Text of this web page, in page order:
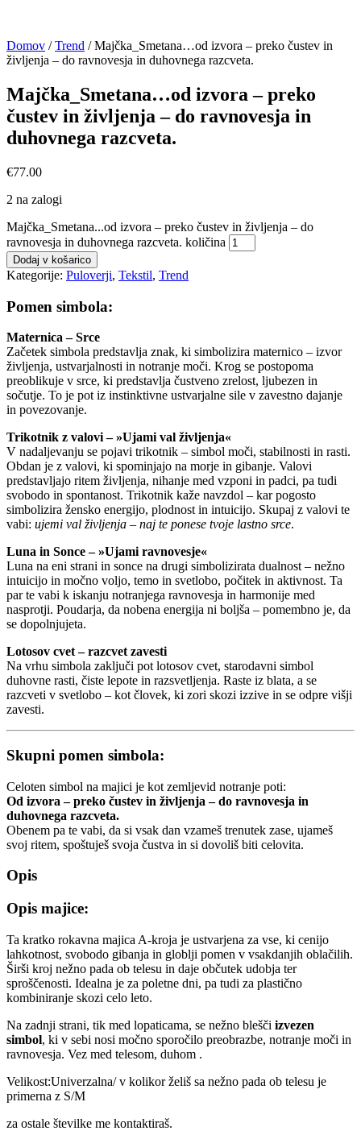
Domov /Trend / Majčka_Smetana…od izvora – preko čustev in
življenja – do ravnovesja in duhovnega razcveta.
Majčka_Smetana…od izvora – preko
čustev in življenja – do ravnovesja in
duhovnega razcveta.
€77.00
2 na zalogi
Majčka_Smetana...od izvora – preko čustev in življenja – do
ravnovesja in duhovnega razcveta. količina
Dodaj v košarico
Kategorije: Puloverji, Tekstil, Trend
Pomen simbola:
Maternica – Srce
Začetek simbola predstavlja znak, ki simbolizira maternico – izvor
življenja, ustvarjalnosti in notranje moči. Krog se postopoma
preoblikuje v srce, ki predstavlja čustveno zrelost, ljubezen in
sočutje. To je pot iz instinktivne ustvarjalne sile v zavestno dajanje
in povezovanje.
Trikotnik z valovi – »Ujami val življenja«
V nadaljevanju se pojavi trikotnik – simbol moči, stabilnosti in rasti.
Obdan je z valovi, ki spominjajo na morje in gibanje. Valovi
predstavljajo ritem življenja, nihanje med vzponi in padci, pa tudi
svobodo in spontanost. Trikotnik kaže navzdol – kar pogosto
simbolizira žensko energijo, plodnost in intuicijo. Skupaj z valovi te
vabi: ujemi val življenja – naj te ponese tvoje lastno srce.
Luna in Sonce – »Ujami ravnovesje«
Luna na eni strani in sonce na drugi simbolizirata dualnost – nežno
intuicijo in močno voljo, temo in svetlobo, počitek in aktivnost. Ta
par te vabi k iskanju notranjega ravnovesja in harmonije med
nasprotji. Poudarja, da nobena energija ni boljša – pomembno je, da
se dopolnjujeta.
Lotosov cvet – razcvet zavesti
Na vrhu simbola zaključi pot lotosov cvet, starodavni simbol
duhovne rasti, čiste lepote in razsvetljenja. Raste iz blata, a se
razcveti v svetlobo – kot človek, ki zori skozi izzive in se odpre višji
zavesti.
Skupni pomen simbola:
Celoten simbol na majici je kot zemljevid notranje poti:
Od izvora – preko čustev in življenja – do ravnovesja in
duhovnega razcveta.
Obenem pa te vabi, da si vsak dan vzameš trenutek zase, ujameš
svoj ritem, spoštuješ svoja čustva in si dovoliš biti celovita.
Opis
Opis majice:
Ta kratko rokavna majica A-kroja je ustvarjena za vse, ki cenijo
lahkotnost, svobodo gibanja in globlji pomen v vsakdanjih oblačilih.
Širši kroj nežno pada ob telesu in daje občutek udobja ter
sproščenosti. Idealna je za poletne dni, pa tudi za plastično
kombiniranje skozi celo leto.
Na zadnji strani, tik med lopaticama, se nežno blešči izvezen
simbol, ki v sebi nosi močno sporočilo preobrazbe, notranje moči in
ravnovesja. Vez med telesom, duhom .
Velikost:Univerzalna/ v kolikor želiš sa nežno pada ob telesu je
primerna z S/M
za ostale številke me kontaktiraš.